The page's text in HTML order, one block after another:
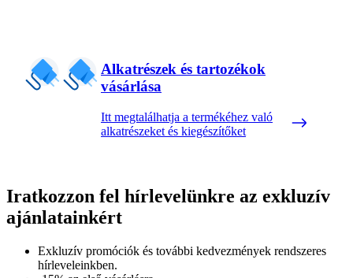
Alkatrészek és tartozékok
vásárlása
Itt megtalálhatja a termékéhez való
alkatrészeket és kiegészítőket
Iratkozzon fel hírlevelünkre az exkluzív
ajánlatainkért​
Exkluzív promóciók és további kedvezmények rendszeres
hírleveleinkben.